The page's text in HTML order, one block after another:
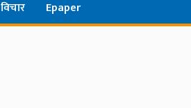
विचार Epaper